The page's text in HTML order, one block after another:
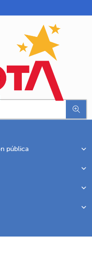
pública